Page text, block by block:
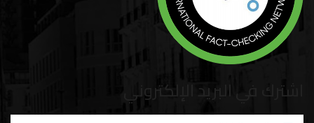
اشترك في البريد الإلكتروني